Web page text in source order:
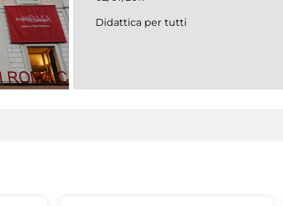
Didattica per tutti